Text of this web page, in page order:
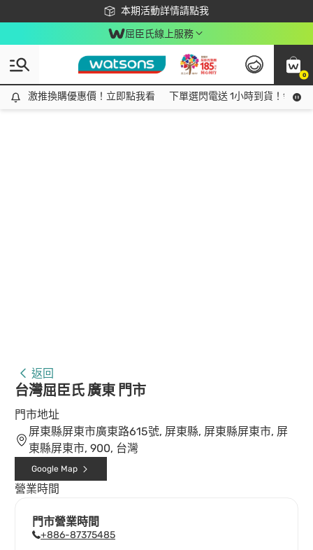
本期活動詳情請點我
下載app最高回饋$350
屈臣氏線上服務
0
激推換購優惠價！立即點我看
激推換購優惠價！立即點我看 下單選閃電送 1小時到貨！領神
返回
台灣屈臣氏 廣東 門市
門市地址
屏東縣屏東市廣東路615號, 屏東縣, 屏東縣屏東市, 屏
東縣屏東市, 900, 台灣
Google Map
營業時間
門市營業時間
+886-87375485